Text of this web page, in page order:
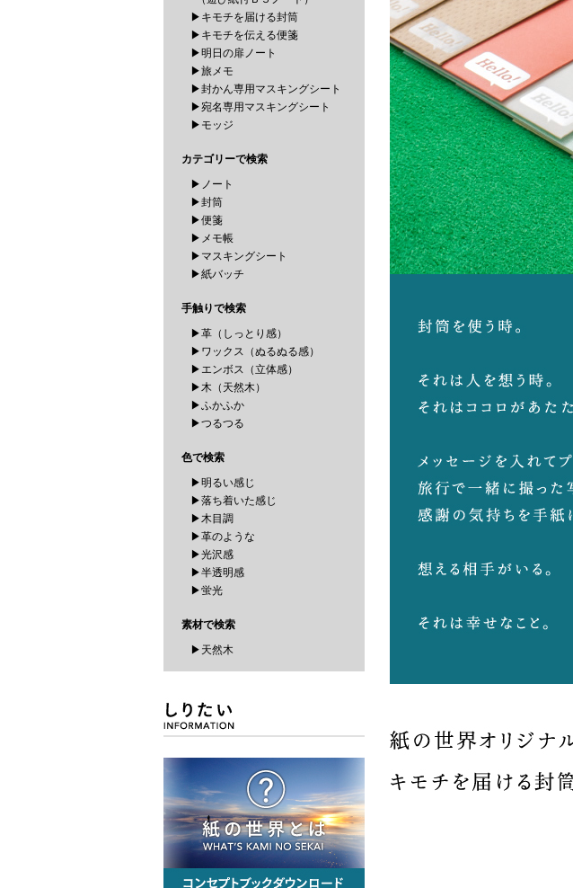
▶キモチを届ける封筒
▶キモチを伝える便箋
▶明日の扉ノート
▶旅メモ
▶封かん専用マスキングシート
▶宛名専用マスキングシート
▶モッジ
カテゴリーで検索
▶ノート
▶封筒
▶便箋
▶メモ帳
▶マスキングシート
▶紙バッチ
手触りで検索
▶革（しっとり感）
▶ワックス（ぬるぬる感）
▶エンボス（立体感）
▶木（天然木）
▶ふかふか
▶つるつる
色で検索
▶明るい感じ
▶落ち着いた感じ
▶木目調
▶革のような
▶光沢感
▶半透明感
▶蛍光
素材で検索
▶天然木